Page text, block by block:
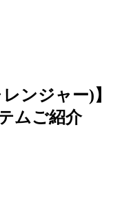
ンジャー)】
ムご紹介